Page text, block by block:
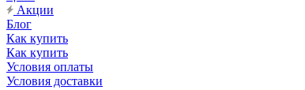
Акции
Блог
Как купить
Как купить
Условия оплаты
Условия доставки